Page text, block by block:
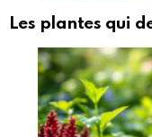
Les plantes qui